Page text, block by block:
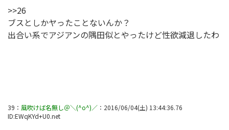
>>26
ブスとしかヤったことないんか？
出合い系でアジアンの隅田似とやったけど性欲減退したわ
39 ： 風吹けば名無し＠＼(^o^)／ ： 2016/06/04(土) 13:44:36.76
ID:EWqKYd+U0.net